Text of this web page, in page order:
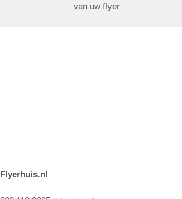
van uw flyer
Flyerhuis.nl